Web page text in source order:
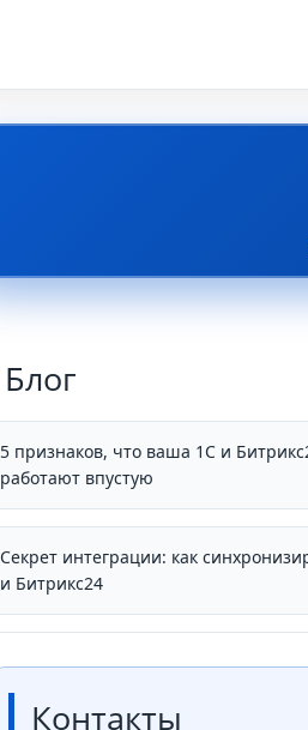
Блог
5 признаков, что ваша 1С и
работают впустую
Секрет интеграции: как
и Битрикс24
Контакты